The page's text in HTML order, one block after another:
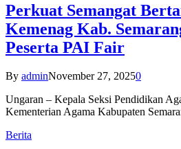
Perkuat Semangat
Kemenag Kab.
Peserta PAI Fair
By adminNovember 27, 20250
Ungaran – Kepala Seksi Pendidikan
Kementerian Agama Kabupaten
Berita